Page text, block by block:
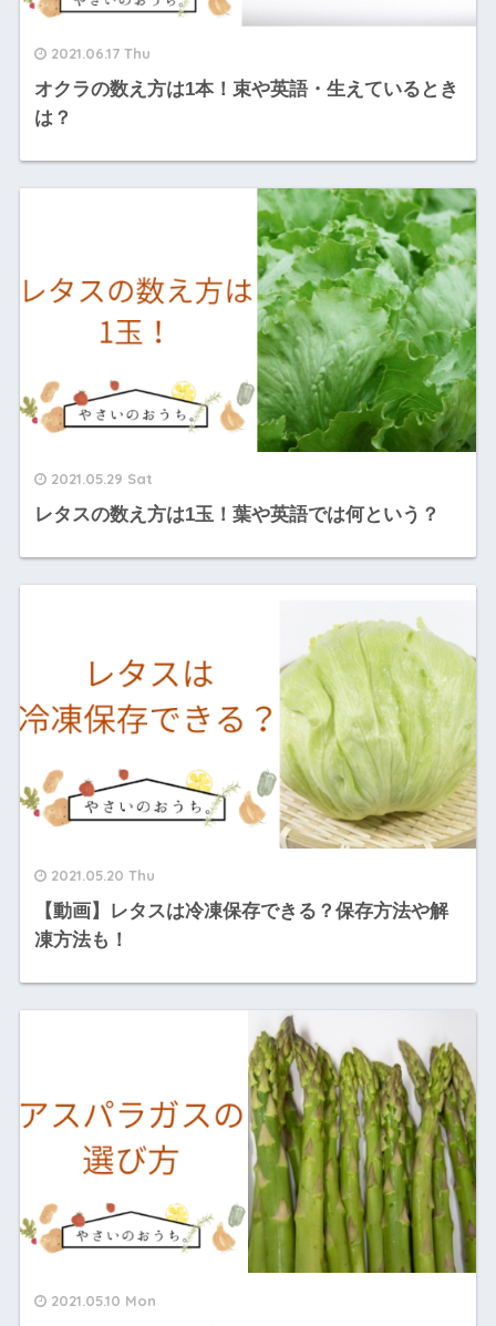
2021.06.17 Thu
オクラの数え方は1本！束や英語・生えているとき
は？
2021.05.29 Sat
レタスの数え方は1玉！葉や英語では何という？
2021.05.20 Thu
【動画】レタスは冷凍保存できる？保存方法や解
凍方法も！
2021.05.10 Mon